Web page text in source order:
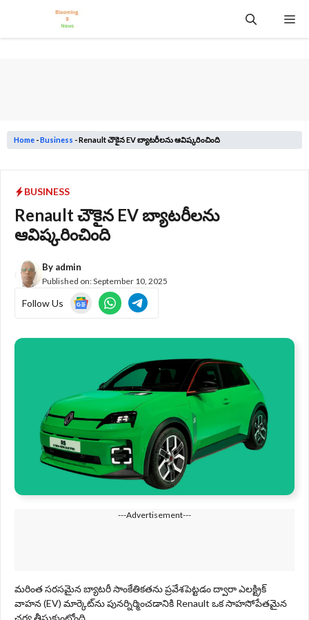
content
Home -Business -Renault చౌకైన EV బ్యాటరీలను ఆవిష్కరించింది
BUSINESS
Renault చౌకైన EV బ్యాటరీలను
ఆవిష్కరించింది
By admin
Published on:September 10, 2025
Follow Us
---Advertisement---
మరింత సరసమైన బ్యాటరీ సాంకేతికతను ప్రవేశపెట్టడం ద్వారా ఎలక్ట్రిక్
వాహన (EV) మార్కెట్‌ను పునర్నిర్మించడానికి Renault ఒక సాహసోపేతమైన